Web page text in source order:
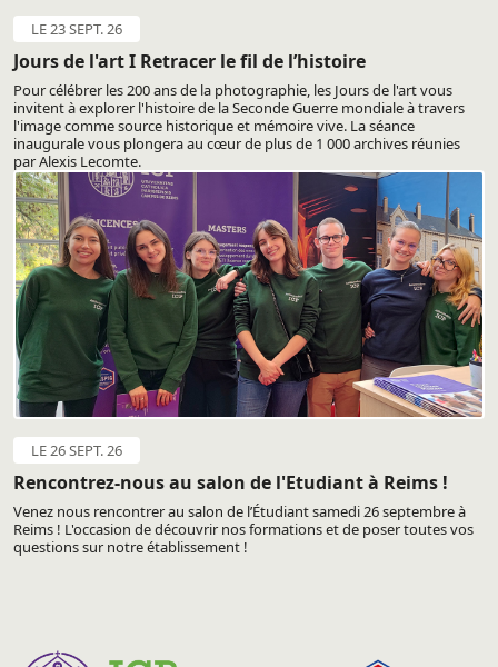
LE 23 SEPT. 26
Jours de l'art I Retracer le fil de l’histoire
Pour célébrer les 200 ans de la photographie, les Jours de l'art vous
invitent à explorer l'histoire de la Seconde Guerre mondiale à travers
l'image comme source historique et mémoire vive. La séance
inaugurale vous plongera au cœur de plus de 1 000 archives réunies
par Alexis Lecomte.
LE 26 SEPT. 26
Rencontrez-nous au salon de l'Etudiant à Reims !
Venez nous rencontrer au salon de l’Étudiant samedi 26 septembre à
Reims ! L'occasion de découvrir nos formations et de poser toutes vos
questions sur notre établissement !